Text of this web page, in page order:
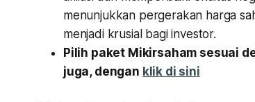
menunjukkan pergerakan harga
menjadi krusial bagi investor.
Pilih paket Mikirsaham sesuai
juga, dengan klik di sini